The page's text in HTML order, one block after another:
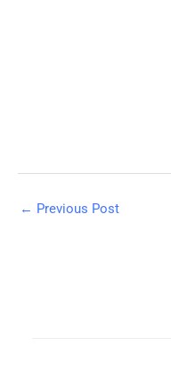
← Previous Post